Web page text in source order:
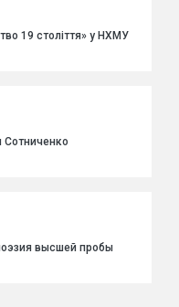
19 століття» у НХМУ
Сотниченко
высшей пробы